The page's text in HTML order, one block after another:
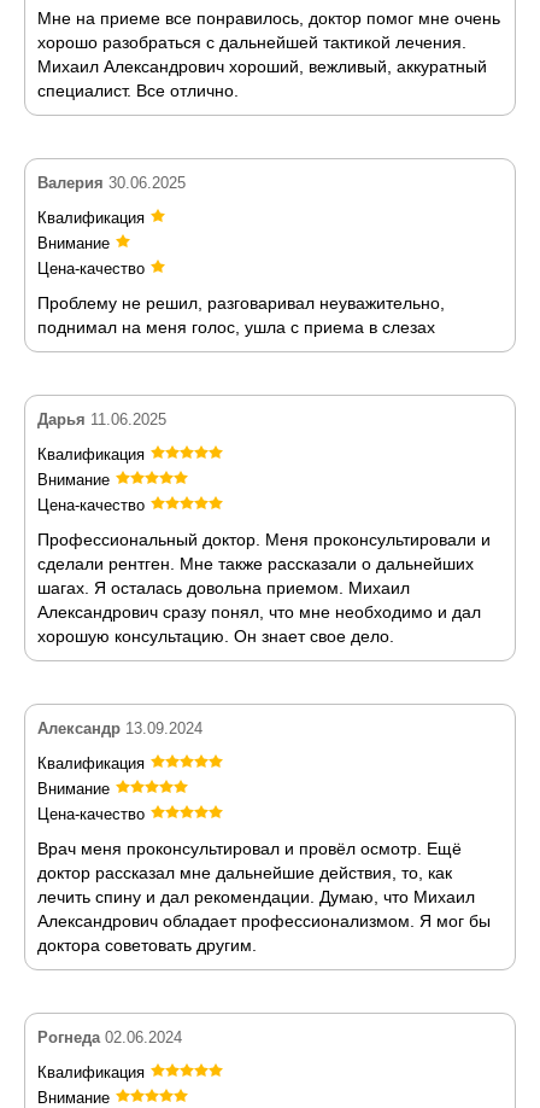
Мне на приеме все понравилось, доктор помог мне очень
хорошо разобраться с дальнейшей тактикой лечения.
Михаил Александрович хороший, вежливый, аккуратный
специалист. Все отлично.
Валерия 30.06.2025
Квалификация
Внимание
Цена-качество
Проблему не решил, разговаривал неуважительно,
поднимал на меня голос, ушла с приема в слезах
Дарья 11.06.2025
Квалификация
Внимание
Цена-качество
Профессиональный доктор. Меня проконсультировали и
сделали рентген. Мне также рассказали о дальнейших
шагах. Я осталась довольна приемом. Михаил
Александрович сразу понял, что мне необходимо и дал
хорошую консультацию. Он знает свое дело.
Александр 13.09.2024
Квалификация
Внимание
Цена-качество
Врач меня проконсультировал и провёл осмотр. Ещё
доктор рассказал мне дальнейшие действия, то, как
лечить спину и дал рекомендации. Думаю, что Михаил
Александрович обладает профессионализмом. Я мог бы
доктора советовать другим.
Рогнеда 02.06.2024
Квалификация
Внимание